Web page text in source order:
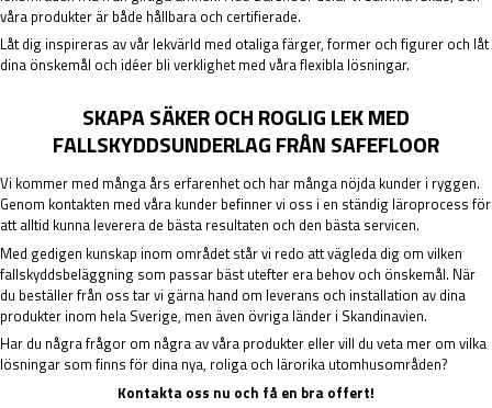
våra produkter är både hållbara och certifierade.
Låt dig inspireras av vår lekvärld med otaliga färger, former och figurer och låt
dina önskemål och idéer bli verklighet med våra flexibla lösningar.
SKAPA SÄKER OCH ROGLIG LEK MED
FALLSKYDDSUNDERLAG FRÅN SAFEFLOOR
Vi kommer med många års erfarenhet och har många nöjda kunder i ryggen.
Genom kontakten med våra kunder befinner vi oss i en ständig läroprocess för
att alltid kunna leverera de bästa resultaten och den bästa servicen.
Med gedigen kunskap inom området står vi redo att vägleda dig om vilken
fallskyddsbeläggning som passar bäst utefter era behov och önskemål. När
du beställer från oss tar vi gärna hand om leverans och installation av dina
produkter inom hela Sverige, men även övriga länder i Skandinavien.
Har du några frågor om några av våra produkter eller vill du veta mer om vilka
lösningar som finns för dina nya, roliga och lärorika utomhusområden?
Kontakta oss nu och få en bra offert!